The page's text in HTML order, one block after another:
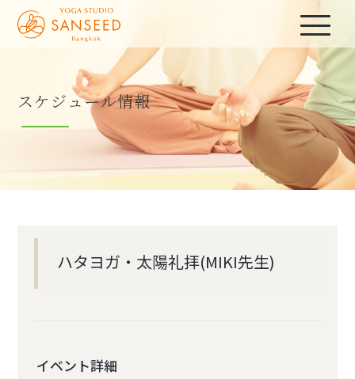
スケジュール情報
ハタヨガ・太陽礼拝(MIKI先生)
イベント詳細